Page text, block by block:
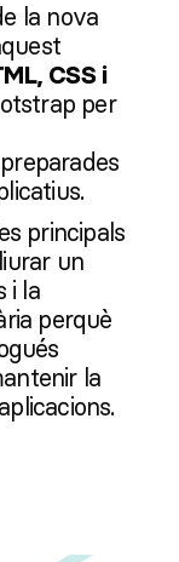
la nova
CSS i
per
principals
un
i la
perquè
la